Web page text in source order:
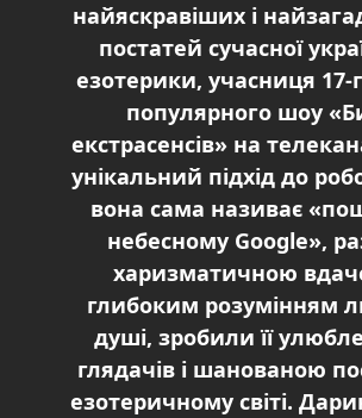
найяскравіших і
постатей сучасної
езотерики, учасниця 17-
популярного шоу
екстрасенсів» на
унікальний підхід до
вона сама називає
небесному Google»,
харизматичною
глибоким розумінням
душі, зробили її
глядачів і шанованою
езотеричному світі.